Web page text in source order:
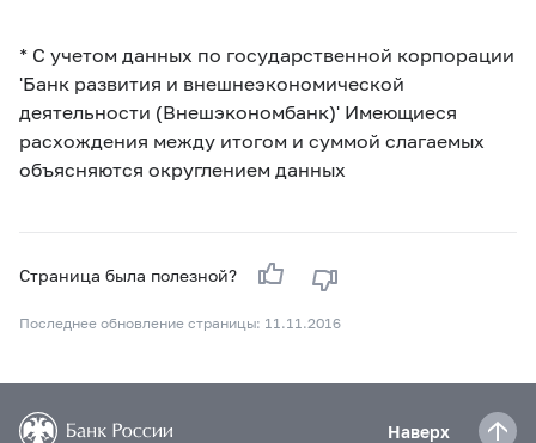
* С учетом данных по государственной корпорации
'Банк развития и внешнеэкономической
деятельности (Внешэкономбанк)' Имеющиеся
расхождения между итогом и суммой слагаемых
объясняются округлением данных
Страница была полезной?
Последнее обновление страницы: 11.11.2016
Наверх